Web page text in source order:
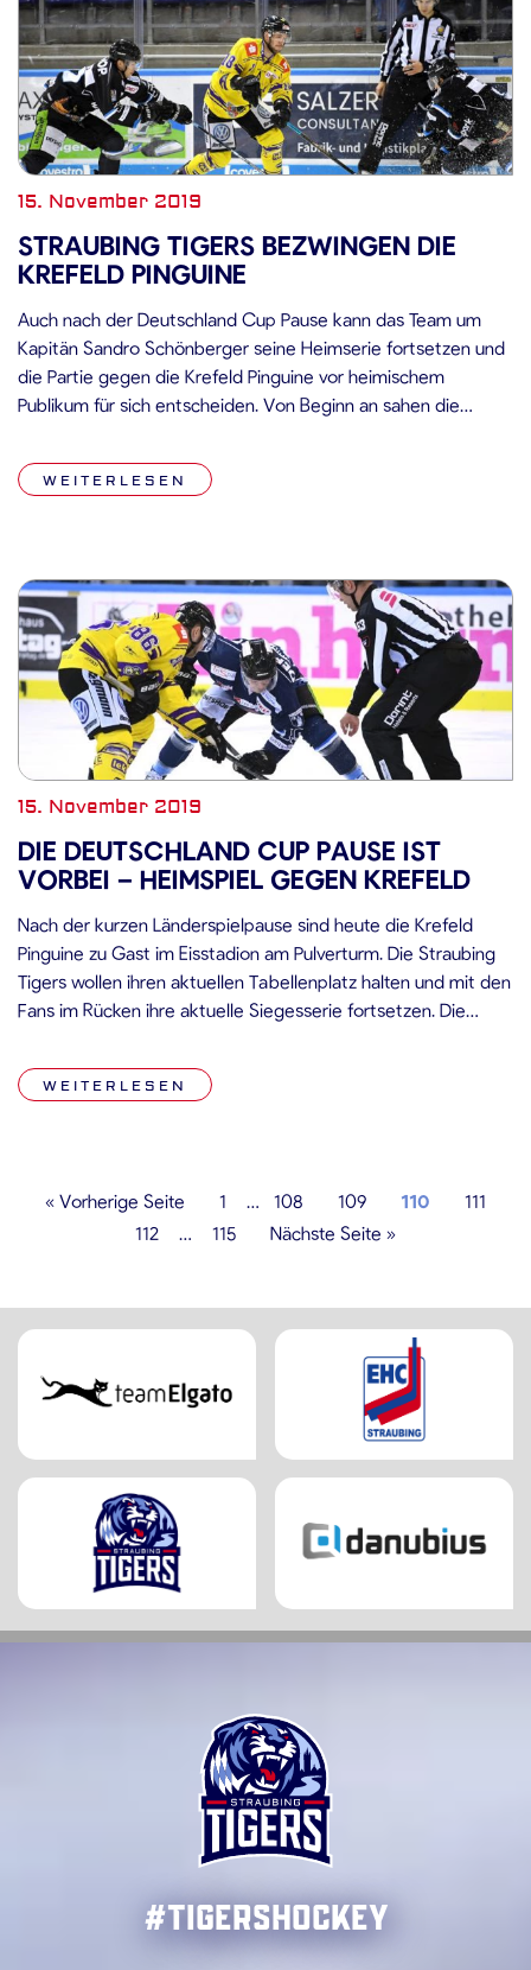
15. November 2019
STRAUBING TIGERS BEZWINGEN DIE
KREFELD PINGUINE
Auch nach der Deutschland Cup Pause kann das Team um
Kapitän Sandro Schönberger seine Heimserie fortsetzen und
die Partie gegen die Krefeld Pinguine vor heimischem
Publikum für sich entscheiden. Von Beginn an sahen die
Headcoach Tom Pokel umsetzte. Die Straubing Tigers
agierten hinten sicher und kreierten […]
WEITERLESEN
15. November 2019
DIE DEUTSCHLAND CUP PAUSE IST
VORBEI – HEIMSPIEL GEGEN KREFELD
Nach der kurzen Länderspielpause sind heute die Krefeld
Pinguine zu Gast im Eisstadion am Pulverturm. Die Straubing
Tigers wollen ihren aktuellen Tabellenplatz halten und mit den
Fans im Rücken ihre aktuelle Siegesserie fortsetzen. Die
Gäuboden. Dennoch ist das Team von Trainer Brandon Reid
keinesfalls zu unterschätzen. Mit aktuell […]
WEITERLESEN
« Vorherige Seite 1 … 108 109 110
111
112
… 115 Nächste Seite »
#TigersHockey